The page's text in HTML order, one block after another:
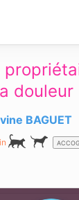
douleur
BAGUET